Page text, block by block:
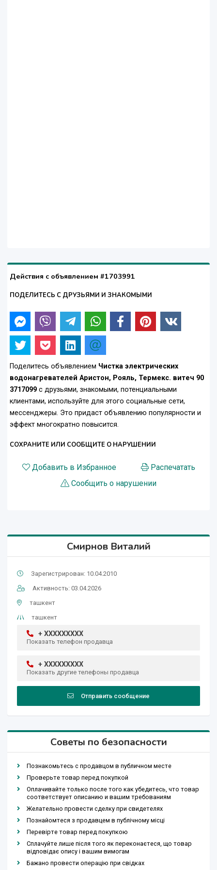
Действия с объявлением #1703991
ПОДЕЛИТЕСЬ С ДРУЗЬЯМИ И ЗНАКОМЫМИ
Поделитесь объявлением Чистка электрических
водонагревателей Аристон, Рояль, Термекс. витеч 90
3717099 с друзьями, знакомыми, потенциальными
клиентами, используйте для этого социальные сети,
мессенджеры. Это придаст объявлению популярности и
эффект многократно повысится.
СОХРАНИТЕ ИЛИ СООБЩИТЕ О НАРУШЕНИИ
Добавить в Избранное
Распечатать
Сообщить о нарушении
Cмирнов Виталий
Зарегистрирован: 10.04.2010
Активность: 03.04.2026
ташкент
ташкент
+ XXXXXXXXX
Показать телефон продавца
+ XXXXXXXXX
Показать другие телефоны продавца
Отправить сообщение
Советы по безопасности
Познакомьтесь с продавцом в публичном месте
Проверьте товар перед покупкой
Оплачивайте только после того как убедитесь, что товар
соответствует описанию и вашим требованиям
Желательно провести сделку при свидетелях
Познайомтеся з продавцем в публічному місці
Перевірте товар перед покупкою
Сплачуйте лише після того як переконаєтеся, що товар
відповідає опису і вашим вимогам
Бажано провести операцію при свідках